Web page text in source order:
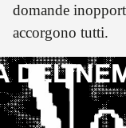
domande
accorgono tutti.